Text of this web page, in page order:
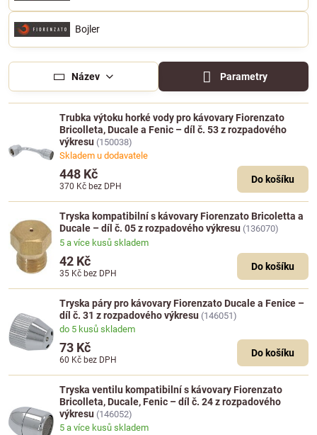
Bojler
Název Parametry
Trubka výtoku horké vody pro kávovary Fiorenzato
Bricolleta, Ducale a Fenic – díl č. 53 z rozpadového
výkresu (150038)
Skladem u dodavatele
448 Kč
370 Kč bez DPH
Do košíku
Tryska kompatibilní s kávovary Fiorenzato Bricoletta a
Ducale – díl č. 05 z rozpadového výkresu (136070)
5 a více kusů skladem
42 Kč
35 Kč bez DPH
Do košíku
Tryska páry pro kávovary Fiorenzato Ducale a Fenice –
díl č. 31 z rozpadového výkresu (146051)
do 5 kusů skladem
73 Kč
60 Kč bez DPH
Do košíku
Tryska ventilu kompatibilní s kávovary Fiorenzato
Bricolleta, Ducale, Fenic – díl č. 24 z rozpadového
výkresu (146052)
5 a více kusů skladem